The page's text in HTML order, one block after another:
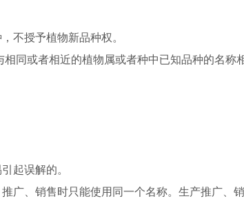
不授予植物新品种权。
同或者相近的植物属或者种中已知品种的名称
起误解的。
广、销售时只能使用同一个名称。生产推广、